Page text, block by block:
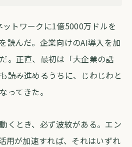
トワークに1億5000万ドルを
読んだ。企業向けのAI導入を加
。正直、最初は「大企業の話
読み進めるうちに、じわじわと
ってきた。
くとき、必ず波紋がある。エン
用が加速すれば、それはいずれ